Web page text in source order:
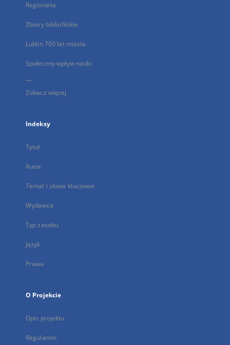
Regionalia
Zbiory bibliofilskie
Lublin 700 lat miasta
Społeczny wpływ nauki
...
Zobacz więcej
Indeksy
Tytuł
Autor
Temat i słowa kluczowe
Wydawca
Typ zasobu
Język
Prawa
O Projekcie
Opis projektu
Regulamin